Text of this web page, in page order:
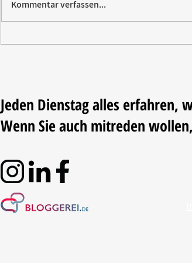
Paw Patrol erobert die
Kommentar verfassen...
Jeden Dienstag alles erfahren,
Wenn Sie auch mitreden